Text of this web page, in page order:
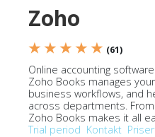
Zoho
★ ★ ★ ★ ★ (61)
Online accounting
Zoho Books manages
business workflows, and
across departments.
Zoho Books makes it all
Trial period Kontakt Priser